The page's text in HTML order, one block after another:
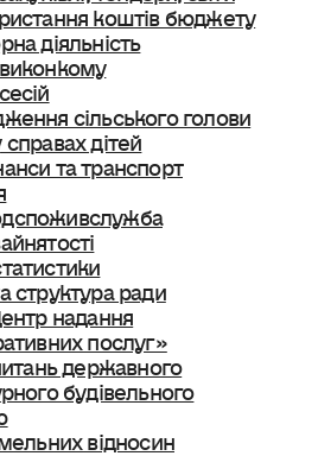
коштів бюджету
діяльність
сільського голови
дітей
та транспорт
структура ради
надання
послуг»
державного
будівельного
відносин